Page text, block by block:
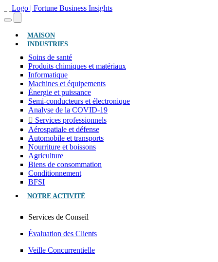
MAISON(ACTUEL)
INDUSTRIES
Soins de santé
Produits chimiques et matériaux
Informatique
Machines et équipements
Énergie et puissance
Semi-conducteurs et électronique
Analyse de la COVID-19
Services professionnels
Aérospatiale et défense
Automobile et transports
Nourriture et boissons
Agriculture
Biens de consommation
Conditionnement
BFSI
NOTRE ACTIVITÉ
Services de Conseil
Évaluation des Clients
Veille Concurrentielle